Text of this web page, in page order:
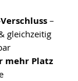
–
gleichzeitig
mehr Platz